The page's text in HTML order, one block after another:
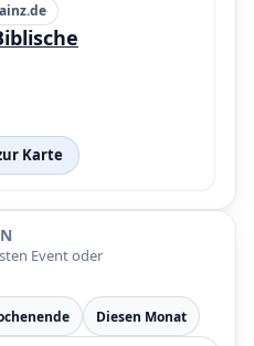
Karte
Event oder
Diesen Monat